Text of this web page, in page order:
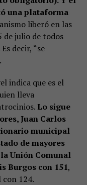
una plataforma
liberó en las
de julio de todos
decir, “se
indica que es el
lleva
Lo sigue
Juan Carlos
municipal
de mayores
Unión Comunal
Burgos con 151,
con 124.